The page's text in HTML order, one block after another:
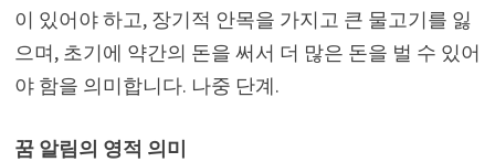
이 있어야 하고, 장기적 안목을 가지고 큰 물고기를 잃
으며, 초기에 약간의 돈을 써서 더 많은 돈을 벌 수 있어
야 함을 의미합니다. 나중 단계.
꿈 알림의 영적 의미